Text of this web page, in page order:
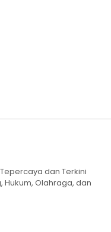
dan Terkini
Hukum, Olahraga, dan